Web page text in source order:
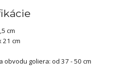
cm
21 cm
obvodu goliera: od 37 - 50 cm